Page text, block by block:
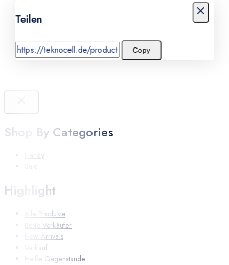
Teilen
Copy
Shop By Categories
Handy
Highlight
Alle Produkte
Beste Verkäufer
New Arrivals
Verkauf
Heiße Gegenstände